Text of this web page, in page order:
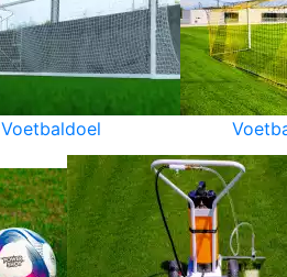
Voetbaldoel